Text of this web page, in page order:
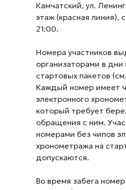
Камчатский, ул.
этаж (красная линия),
21:00.
Номера участников
организаторами в
стартовых пакетов
Каждый номер имеет
электронного
который требует
обращения с ним.
номерами без чипов
хронометража на
допускаются.
Во время забега номер